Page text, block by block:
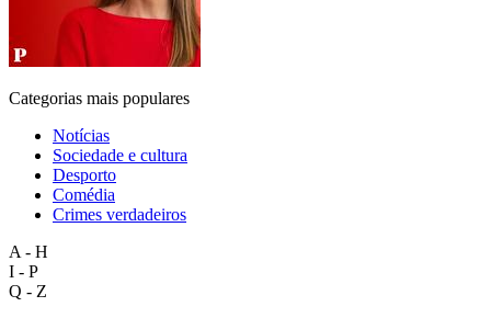
Categorias mais populares
Notícias
Sociedade e cultura
Desporto
Comédia
Crimes verdadeiros
A - H
I - P
Q - Z